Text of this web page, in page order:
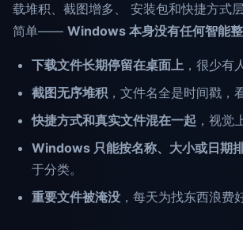
载堆积、截图增多、 安装包和快捷方式
简单—— Windows 本身没有任何智能
下载文件长期停留在桌面上 ，很少有
截图无序堆积 ，文件名全是时间戳，
快捷方式和真实文件混在一起 ，视觉
Windows 只能按名称、大小或日期
于分类。
重要文件被淹没 ，每天为找东西浪费